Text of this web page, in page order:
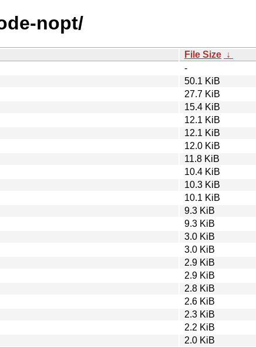
nopt/
File Size ↓
-
50.1 KiB
27.7 KiB
15.4 KiB
12.1 KiB
12.1 KiB
12.0 KiB
11.8 KiB
10.4 KiB
10.3 KiB
10.1 KiB
9.3 KiB
9.3 KiB
3.0 KiB
3.0 KiB
2.9 KiB
2.9 KiB
2.8 KiB
2.6 KiB
2.3 KiB
2.2 KiB
2.0 KiB